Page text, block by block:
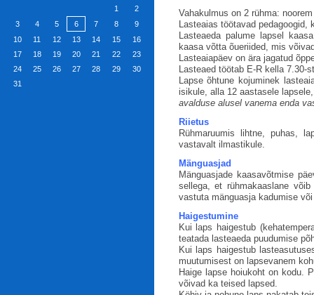
1
2
3
4 5 6 7 8
9
10
11 12 13 14 15
16
17
18 19 20 21 22
23
24
25 26 27 28 29
30
31
Vahakulmus on 2 rühma:
Lasteaias töötavad
Lasteaeda palume lapsel
kaasa võtta õueriided, mis
Lasteaiapäev on ära jagatud
Lasteaed töötab E-R kella 7.30-
Lapse õhtune kojuminek
isikule, alla 12 aastasele
avalduse alusel vanema enda
Riietus
Rühmaruumis lihtne, puhas,
vastavalt ilmastikule.
Mänguasjad
Mänguasjade kaasavõtmise
sellega, et rühmakaaslane
vastuta mänguasja kadumise
Haigestumine
Kui laps haigestub
teatada lasteaeda puudumise
Kui laps haigestub
muutumisest on lapsevanem
Haige lapse hoiukoht on kodu.
võivad ka teised lapsed.